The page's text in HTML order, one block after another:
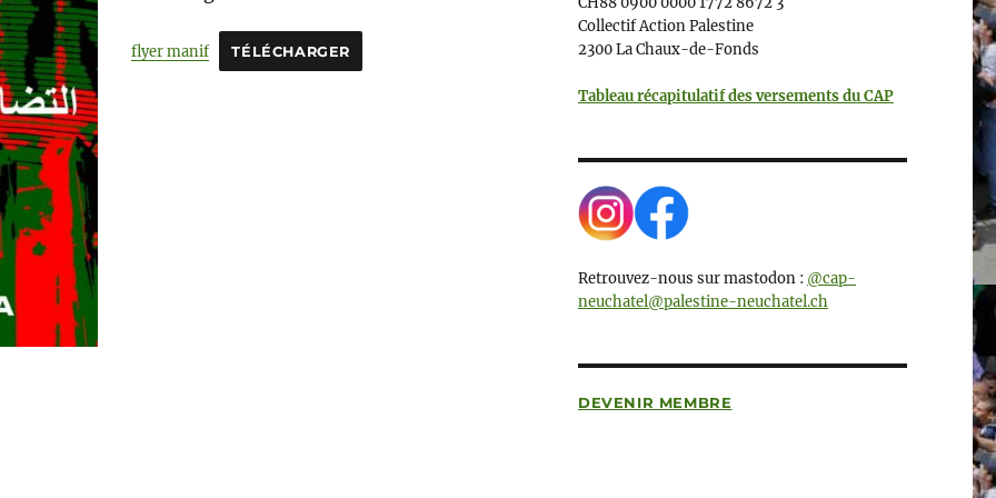
flyer manif TÉLÉCHARGER
Collectif Action Palestine
2300 La Chaux-de-Fonds
Tableau récapitulatif des versements du CAP
Retrouvez-nous sur mastodon : @cap-
neuchatel@palestine-neuchatel.ch
DEVENIR MEMBRE